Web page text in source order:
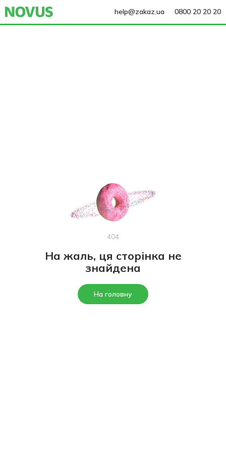
help@zakaz.ua 0800 20 20 20
404
На жаль, ця сторінка не
знайдена
На головну